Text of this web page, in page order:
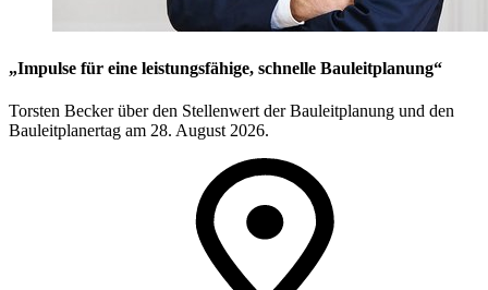
„Impulse für eine leistungsfähige, schnelle Bauleitplanung“
Torsten Becker über den Stellenwert der Bauleitplanung und den
Bauleitplanertag am 28. August 2026.